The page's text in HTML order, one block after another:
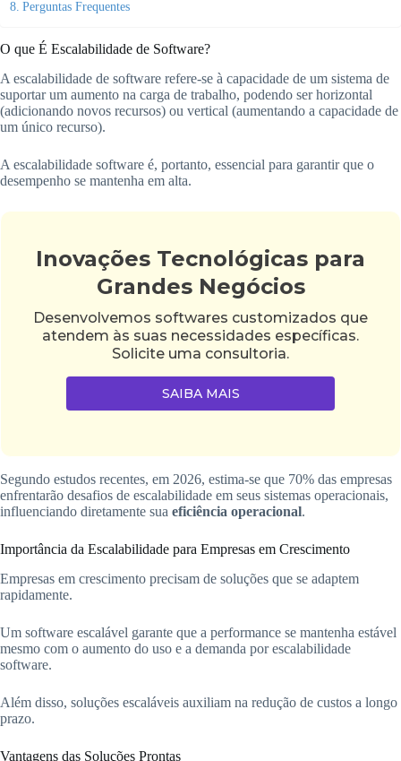
Perguntas Frequentes
O que É Escalabilidade de Software?
A escalabilidade de software refere-se à capacidade de um sistema de
suportar um aumento na carga de trabalho, podendo ser horizontal
(adicionando novos recursos) ou vertical (aumentando a capacidade de
um único recurso).
A escalabilidade software é, portanto, essencial para garantir que o
desempenho se mantenha em alta.
Inovações Tecnológicas para
Grandes Negócios
Desenvolvemos softwares customizados que
atendem às suas necessidades específicas.
Solicite uma consultoria.
SAIBA MAIS
Segundo estudos recentes, em 2026, estima-se que 70% das empresas
enfrentarão desafios de escalabilidade em seus sistemas operacionais,
influenciando diretamente sua eficiência operacional.
Importância da Escalabilidade para Empresas em Crescimento
Empresas em crescimento precisam de soluções que se adaptem
rapidamente.
Um software escalável garante que a performance se mantenha estável
mesmo com o aumento do uso e a demanda por escalabilidade
software.
Além disso, soluções escaláveis auxiliam na redução de custos a longo
prazo.
Vantagens das Soluções Prontas